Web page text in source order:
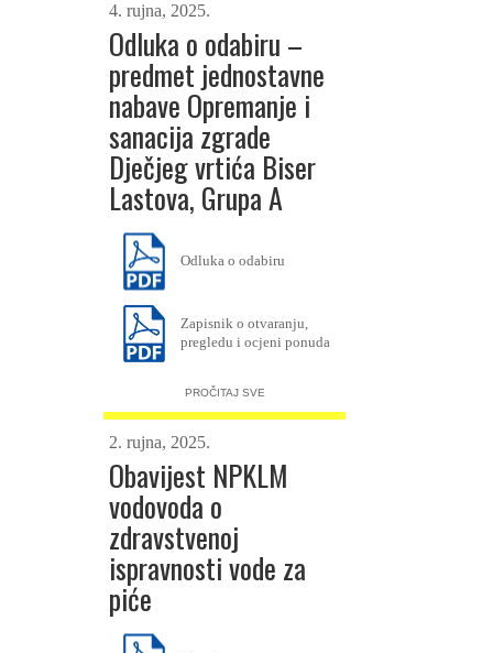
4. rujna, 2025.
Odluka o odabiru –
predmet jednostavne
nabave Opremanje i
sanacija zgrade
Dječjeg vrtića Biser
Lastova, Grupa A
Odluka o odabiru
Zapisnik o otvaranju,
pregledu i ocjeni ponuda
PROČITAJ SVE
2. rujna, 2025.
Obavijest NPKLM
vodovoda o
zdravstvenoj
ispravnosti vode za
piće